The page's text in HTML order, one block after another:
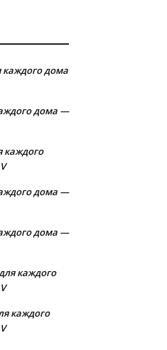
каждого дома
дома —
каждого
дома —
дома —
каждого
каждого